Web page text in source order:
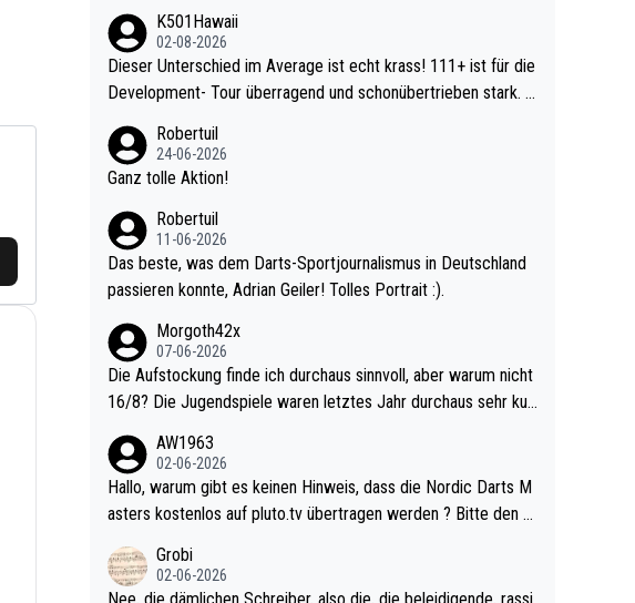
K501Hawaii
02-08-2026
Dieser Unterschied im Average ist echt krass! 111+ ist für die
Development- Tour überragend und schonübertrieben stark. U
e mal 40+ erst recht. Da gewinnst keinen Blumentopf - ist ja n
och krasser wie ein Pokalspiel eines Kreisligisten vs einem Bu
Robertuil
24-06-2026
Ganz tolle Aktion!
Robertuil
11-06-2026
Das beste, was dem Darts-Sportjournalismus in Deutschland
passieren konnte, Adrian Geiler! Tolles Portrait :).
Morgoth42x
07-06-2026
Die Aufstockung finde ich durchaus sinnvoll, aber warum nicht
16/8? Die Jugendspiele waren letztes Jahr durchaus sehr kur
l. Allerdings ist Mitchell Lawrie als Nummer 1 der Welt eh quali
fiziert. Somit ändert die automatische Qualifikation des Weltm
eisters erstmal nichts. Ich denke sie wollen damit für nächste
d wohl wenig WDF Turniere spielen. Dies war bei Archie Self l
etztes Jahr der Fall. Er musste als amtierender Weltmeister d
AW1963
02-06-2026
Hallo, warum gibt es keinen Hinweis, dass die Nordic Darts M
asters kostenlos auf pluto.tv übertragen werden ? Bitte den A
Grobi
02-06-2026